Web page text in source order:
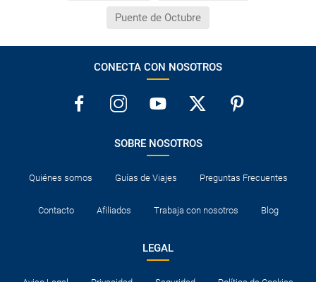
Puente de Octubre
CONECTA CON NOSOTROS
SOBRE NOSOTROS
Quiénes somos Guías de Viajes Preguntas Frecuentes
Contacto Afiliados Trabaja con nosotros Blog
LEGAL